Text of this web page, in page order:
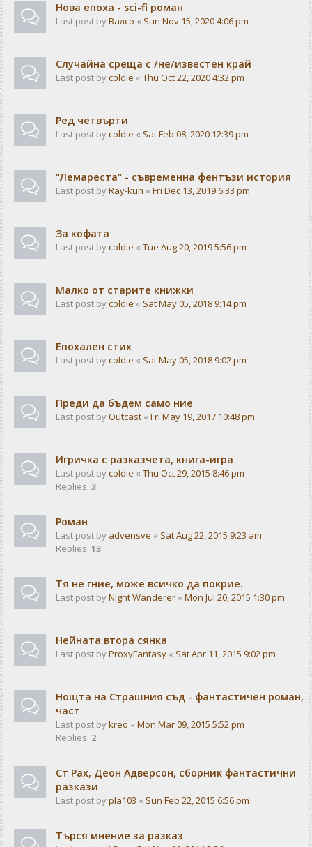
Нова епоха - sci-fi роман
Last post byВалсо « Sun Nov 15, 2020 4:06 pm
Случайна среща с /не/известен край
Last post bycoldie « Thu Oct 22, 2020 4:32 pm
Ред четвърти
Last post bycoldie « Sat Feb 08, 2020 12:39 pm
"Лемареста" - съвременна фентъзи история
Last post byRay-kun « Fri Dec 13, 2019 6:33 pm
За кофата
Last post bycoldie « Tue Aug 20, 2019 5:56 pm
Малко от старите книжки
Last post bycoldie « Sat May 05, 2018 9:14 pm
Епохален стих
Last post bycoldie « Sat May 05, 2018 9:02 pm
Преди да бъдем само ние
Last post byOutcast « Fri May 19, 2017 10:48 pm
Игричка с разказчета, книга-игра
Last post bycoldie « Thu Oct 29, 2015 8:46 pm
Replies: 3
Роман
Last post by advensve « Sat Aug 22, 2015 9:23 am
Replies: 13
Тя не гние, може всичко да покрие.
Last post byNight Wanderer « Mon Jul 20, 2015 1:30 pm
Нейната втора сянка
Last post byProxyFantasy « Sat Apr 11, 2015 9:02 pm
Нощта на Страшния съд - фантастичен роман,
част
Last post bykreo « Mon Mar 09, 2015 5:52 pm
Replies: 2
Ст Рах, Деон Адверсон, сборник фантастични
разкази
Last post bypla103 « Sun Feb 22, 2015 6:56 pm
Търся мнение за разказ